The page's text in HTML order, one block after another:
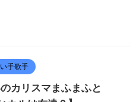
手歌手
のカリスマまふまふと